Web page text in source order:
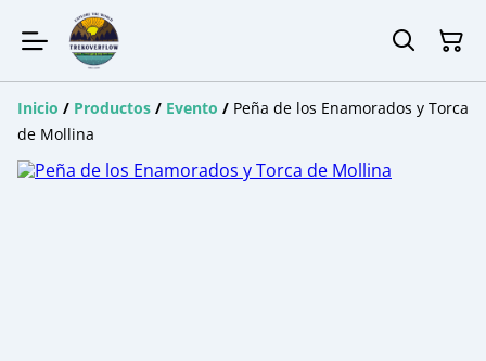
Inicio / Productos / Evento / Peña de los Enamorados y Torca
de Mollina